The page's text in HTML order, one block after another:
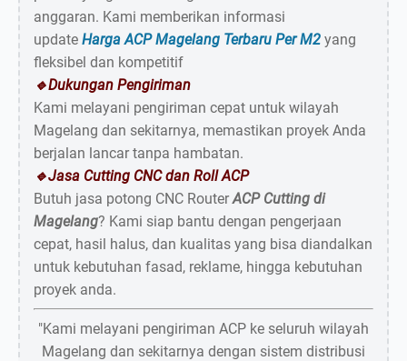
anggaran. Kami memberikan informasi
update Harga ACP Magelang Terbaru Per M2 yang
fleksibel dan kompetitif
🔹Dukungan Pengiriman
Kami melayani pengiriman cepat untuk wilayah
Magelang dan sekitarnya, memastikan proyek Anda
berjalan lancar tanpa hambatan.
🔹Jasa Cutting CNC dan Roll ACP
Butuh jasa potong CNC RouterACP Cutting di
Magelang? Kami siap bantu dengan pengerjaan
cepat, hasil halus, dan kualitas yang bisa diandalkan
untuk kebutuhan fasad, reklame, hingga kebutuhan
proyek anda.
"Kami melayani pengiriman ACP ke seluruh wilayah
Magelang dan sekitarnya dengan sistem distribusi
Keranjang masih kosong
Chat Admin